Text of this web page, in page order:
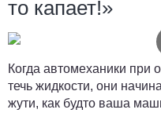
то капает!»
Когда автомеханики при
течь жидкости, они
жути, как будто ваша